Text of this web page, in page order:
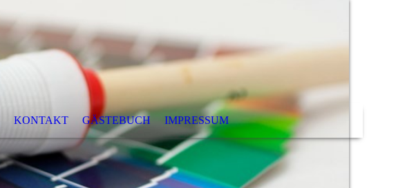
KONTAKT GÄSTEBUCH IMPRESSUM